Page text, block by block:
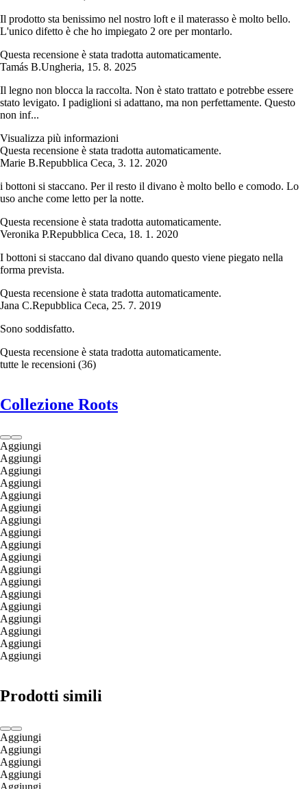
Il prodotto sta benissimo nel nostro loft e il materasso è molto bello.
L'unico difetto è che ho impiegato 2 ore per montarlo.
Questa recensione è stata tradotta automaticamente.
Tamás B.Ungheria, 15. 8. 2025
Il legno non blocca la raccolta. Non è stato trattato e potrebbe essere
stato levigato. I padiglioni si adattano, ma non perfettamente. Questo
non inf...
Visualizza più informazioni
Questa recensione è stata tradotta automaticamente.
Marie B.Repubblica Ceca, 3. 12. 2020
i bottoni si staccano. Per il resto il divano è molto bello e comodo. Lo
uso anche come letto per la notte.
Questa recensione è stata tradotta automaticamente.
Veronika P.Repubblica Ceca, 18. 1. 2020
I bottoni si staccano dal divano quando questo viene piegato nella
forma prevista.
Questa recensione è stata tradotta automaticamente.
Jana C.Repubblica Ceca, 25. 7. 2019
Sono soddisfatto.
Questa recensione è stata tradotta automaticamente.
tutte le recensioni (36)
Collezione Roots
Aggiungi
Aggiungi
Aggiungi
Aggiungi
Aggiungi
Aggiungi
Aggiungi
Aggiungi
Aggiungi
Aggiungi
Aggiungi
Aggiungi
Aggiungi
Aggiungi
Aggiungi
Aggiungi
Aggiungi
Aggiungi
Prodotti simili
Aggiungi
Aggiungi
Aggiungi
Aggiungi
Aggiungi